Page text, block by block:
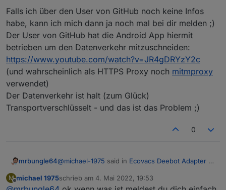
Falls ich über den User von GitHub noch keine Infos
habe, kann ich mich dann ja noch mal bei dir melden ;)
Der User von GitHub hat die Android App hiermit
betrieben um den Datenverkehr mitzuschneiden:
https://www.youtube.com/watch?v=JR4gDRYzY2c
(und wahrscheinlich als HTTPS Proxy noch mitmproxy
verwendet)
Der Datenverkehr ist halt (zum Glück)
Transportverschlüsselt - und das ist das Problem ;)
0
mrbungle64@michael-1975 said in Ecovacs Deebot Adapter -
@ mrbungle64ich bin zwar kein profi
M
Offline
michael 1975schrieb am 4. Mai 2022, 19:53
zuletzt editiert von